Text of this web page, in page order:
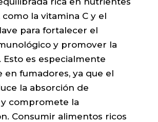
como la vitamina C y el
para fortalecer el
y promover la
Esto es especialmente
en fumadores, ya que el
la absorción de
compromete la
Consumir alimentos ricos